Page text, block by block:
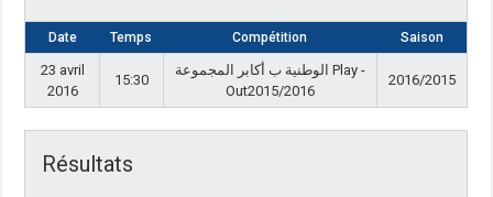
Date Temps Compétition Saison
23 avril
2016
15:30
الوطنية ب أكابر المجموعة Play -
Out2015/2016
2016/2015
Résultats